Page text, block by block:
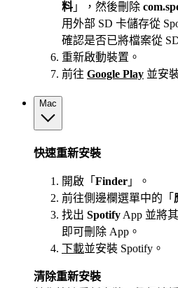
料 」，然後刪除
用外部 SD 卡儲存從
確認是否已將檔案從
重新啟動裝置。
前往 Google Play 並安
Mac
快速重新安裝
開啟「 Finder 」。
前往側邊欄選單中的「
找出 Spotify App 並將
即可刪除 App。
下載並安裝 Spotify。
清除重新安裝